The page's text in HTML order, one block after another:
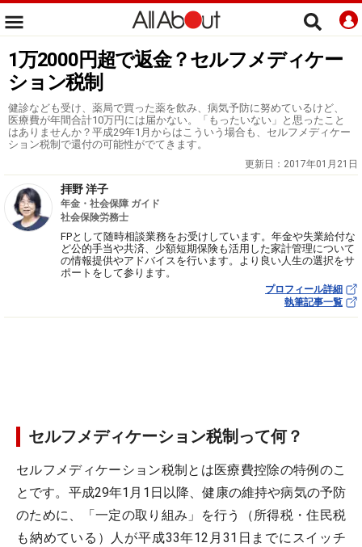
1万2000円超で返金？セルフメディケー
ション税制
健診なども受け、薬局で買った薬を飲み、病気予防に努めているけど、
医療費が年間合計10万円には届かない。「もったいない」と思ったこと
はありませんか？平成29年1月からはこういう場合も、セルフメディケー
ション税制で還付の可能性がでてきます。
更新日： 2017年01月21日
拝野 洋子
年金・社会保障 ガイド
社会保険労務士
FPとして随時相談業務をお受けしています。年金や失業給付な
ど公的手当や共済、少額短期保険も活用した家計管理について
の情報提供やアドバイスを行います。より良い人生の選択をサ
ポートをして参ります。
プロフィール詳細
執筆記事一覧
セルフメディケーション税制って何？
セルフメディケーション税制とは医療費控除の特例のこ
とです。平成29年1月1日以降、健康の維持や病気の予防
のために、「一定の取り組み」を行う（所得税・住民税
も納めている）人が平成33年12月31日までにスイッチ